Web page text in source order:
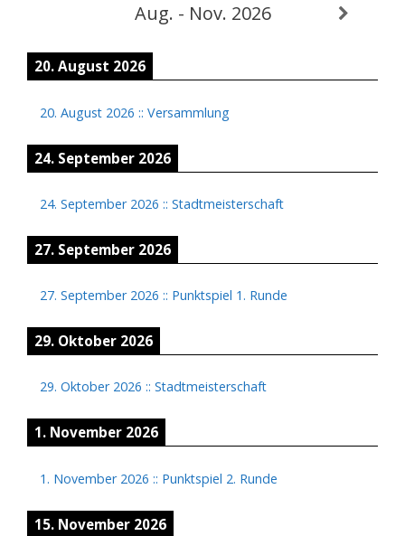
Aug. - Nov. 2026
20. August 2026
20. August 2026 :: Versammlung
24. September 2026
24. September 2026 :: Stadtmeisterschaft
27. September 2026
27. September 2026 :: Punktspiel 1. Runde
29. Oktober 2026
29. Oktober 2026 :: Stadtmeisterschaft
1. November 2026
1. November 2026 :: Punktspiel 2. Runde
15. November 2026